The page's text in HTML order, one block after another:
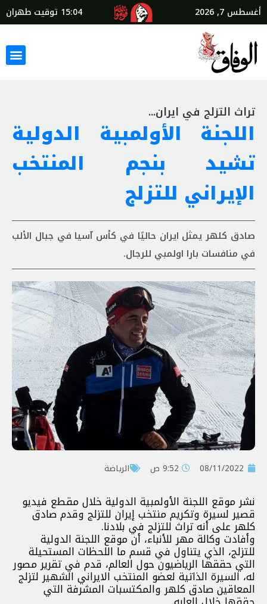
أغسطس 7, 2026 15:04 توقيت طهران
تراث التزلج في ايران...
اللجنة الأولمبية الدولية
تشيد بنجم المنتخب
الإيراني للتزلج
صادق كلهر يمثل ايران حاليًا في كأس آسيا في جبال الألب
في منافسات بارا اولمبي للرجال.
08/11/2022 9:52 ص الرياضة
نشر موقع اللجنة الأولمبية الدولية خلال مقطع فيديو
قصير لسيرة وتكريم منتخب إيران للتزلج وقدم صادق
كلهر على أنه تراث للتزلج في بلادنا.
وأفادت وكالة مهر للأنباء، أن موقع اللجنة الدولية
للتزلج، الذي يتناول في قسم ما اللحظات المستحيلة
التي حققها الرياضيون حول العالم، قدم في تقرير مصور
له، السيرة الذاتية لعضو المنتخب الايراني الشهير لتزلج
المعاقين صادق كلهر والمكتسبات المشرفة التي